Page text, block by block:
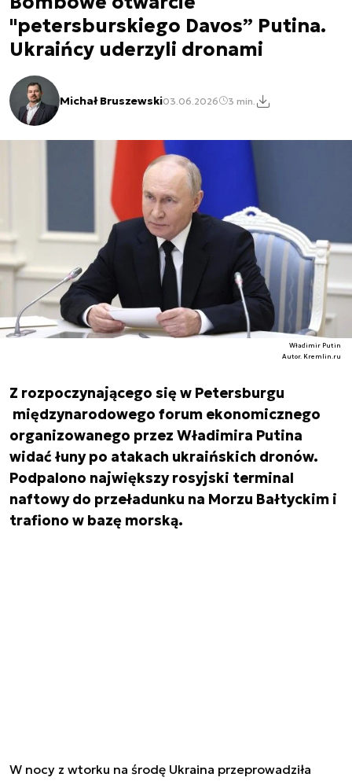
"petersburskiego Davos” Putina.
Ukraińcy uderzyli dronami
Michał Bruszewski03.06.2026 3 min.
Władimir Putin
Autor. Kremlin.ru
Z rozpoczynającego się w Petersburgu
międzynarodowego forum ekonomicznego
organizowanego przez Władimira Putina
widać łuny po atakach ukraińskich dronów.
Podpalono największy rosyjski terminal
naftowy do przeładunku na Morzu Bałtyckim i
trafiono w bazę morską.
W nocy z wtorku na środę Ukraina przeprowadziła